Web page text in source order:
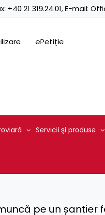
+40 21 319.24.01, E-mail:
ePetiţie
Servicii şi produse
pe un șantier